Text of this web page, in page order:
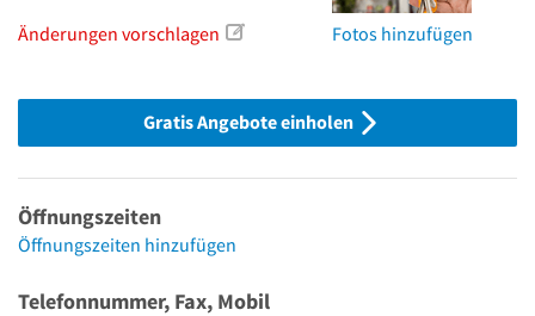
Änderungen vorschlagen
Fotos hinzufügen
Gratis Angebote einholen
Öffnungszeiten
Öffnungszeiten hinzufügen
Telefonnummer, Fax, Mobil